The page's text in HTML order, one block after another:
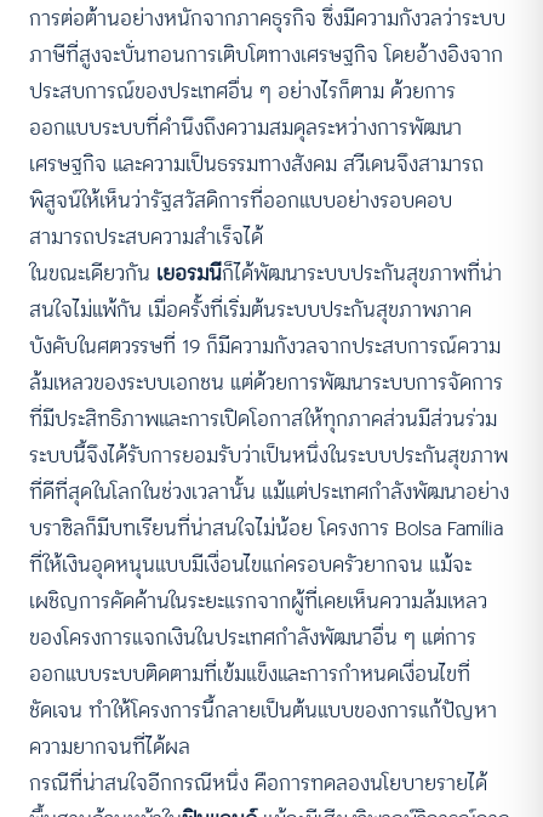
การต่อต้านอย่างหนักจากภาคธุรกิจ ซึ่งมีความกังวลว่าระบบ
ภาษีที่สูงจะบั่นทอนการเติบโตทางเศรษฐกิจ โดยอ้างอิงจาก
ประสบการณ์ของประเทศอื่น ๆ อย่างไรก็ตาม ด้วยการ
ออกแบบระบบที่คำนึงถึงความสมดุลระหว่างการพัฒนา
เศรษฐกิจ และความเป็นธรรมทางสังคม สวีเดนจึงสามารถ
พิสูจน์ให้เห็นว่ารัฐสวัสดิการที่ออกแบบอย่างรอบคอบ
สามารถประสบความสำเร็จได้
ในขณะเดียวกัน เยอรมนีก็ได้พัฒนาระบบประกันสุขภาพที่น่า
สนใจไม่แพ้กัน เมื่อครั้งที่เริ่มต้นระบบประกันสุขภาพภาค
บังคับในศตวรรษที่ 19 ก็มีความกังวลจากประสบการณ์ความ
ล้มเหลวของระบบเอกชน แต่ด้วยการพัฒนาระบบการจัดการ
ที่มีประสิทธิภาพและการเปิดโอกาสให้ทุกภาคส่วนมีส่วนร่วม
ระบบนี้จึงได้รับการยอมรับว่าเป็นหนึ่งในระบบประกันสุขภาพ
ที่ดีที่สุดในโลกในช่วงเวลานั้น แม้แต่ประเทศกำลังพัฒนาอย่าง
บราซิลก็มีบทเรียนที่น่าสนใจไม่น้อย โครงการ Bolsa Família
ที่ให้เงินอุดหนุนแบบมีเงื่อนไขแก่ครอบครัวยากจน แม้จะ
เผชิญการคัดค้านในระยะแรกจากผู้ที่เคยเห็นความล้มเหลว
ของโครงการแจกเงินในประเทศกำลังพัฒนาอื่น ๆ แต่การ
ออกแบบระบบติดตามที่เข้มแข็งและการกำหนดเงื่อนไขที่
ชัดเจน ทำให้โครงการนี้กลายเป็นต้นแบบของการแก้ปัญหา
ความยากจนที่ได้ผล
กรณีที่น่าสนใจอีกกรณีหนึ่ง คือการทดลองนโยบายรายได้